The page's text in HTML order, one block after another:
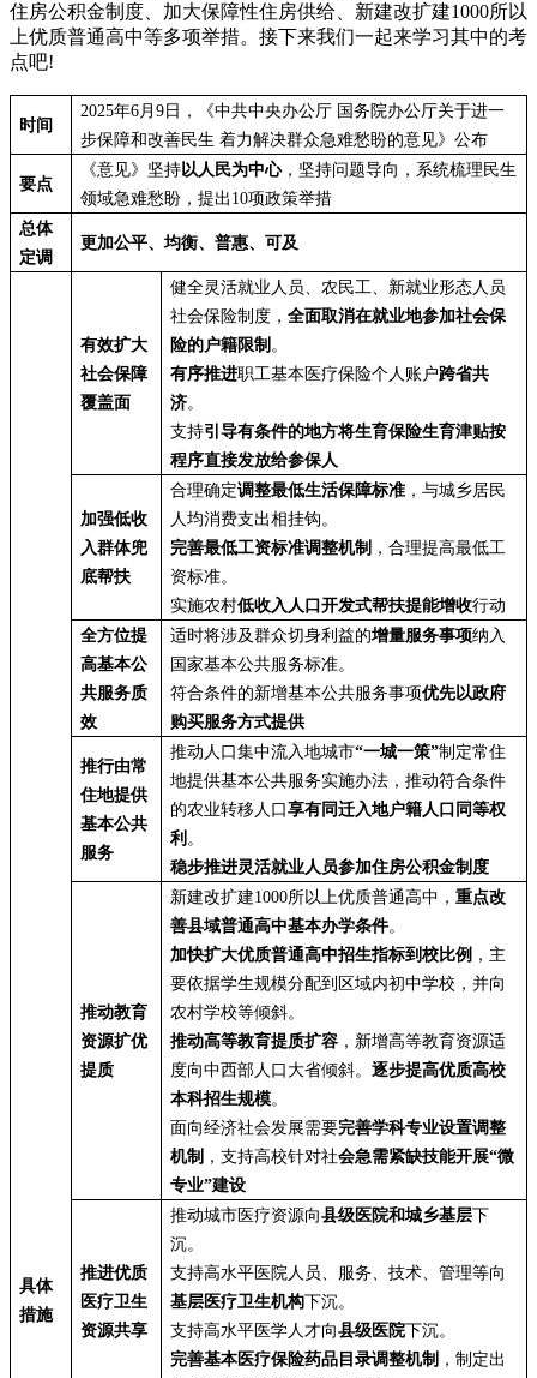
住房公积金制度、加大保障性住房供给、新建改扩建1000所以
上优质普通高中等多项举措。接下来我们一起来学习其中的考
点吧!
时间
2025年6月9日，《中共中央办公厅 国务院办公厅关于进一
步保障和改善民生 着力解决群众急难愁盼的意见》公布
要点
《意见》坚持以人民为中心，坚持问题导向，系统梳理民生
领域急难愁盼，提出10项政策举措
总体
定调
更加公平、均衡、普惠、可及
具体
措施
有效扩大
社会保障
覆盖面
健全灵活就业人员、农民工、新就业形态人员
社会保险制度，全面取消在就业地参加社会保
险的户籍限制 。
有序推进职工基本医疗保险个人账户跨省共
济。
支持引导有条件的地方将生育保险生育津贴按
程序直接发放给参保人
加强低收
入群体兜
底帮扶
合理确定调整最低生活保障标准 ，与城乡居民
人均消费支出相挂钩。
完善最低工资标准调整机制 ，合理提高最低工
资标准。
实施农村低收入人口开发式帮扶提能增收行动
全方位提
高基本公
共服务质
效
适时将涉及群众切身利益的增量服务事项纳入
国家基本公共服务标准。
符合条件的新增基本公共服务事项优先以政府
购买服务方式提供
推行由常
住地提供
基本公共
服务
推动人口集中流入地城市“一城一策”制定常住
地提供基本公共服务实施办法，推动符合条件
的农业转移人口享有同迁入地户籍人口同等权
利 。
稳步推进灵活就业人员参加住房公积金制度
推动教育
资源扩优
提质
新建改扩建1000所以上优质普通高中，重点改
善县域普通高中基本办学条件。
加快扩大优质普通高中招生指标到校比例 ，主
要依据学生规模分配到区域内初中学校，并向
农村学校等倾斜。
推动高等教育提质扩容 ，新增高等教育资源适
度向中西部人口大省倾斜。逐步提高优质高校
本科招生规模。
面向经济社会发展需要完善学科专业设置调整
机制 ，支持高校针对社会急需紧缺技能开展“微
专业”建设
推进优质
医疗卫生
资源共享
推动城市医疗资源向县级医院和城乡基层下
沉。
支持高水平医院人员、服务、技术、管理等向
基层医疗卫生机构下沉。
支持高水平医学人才向县级医院下沉。
完善基本医疗保险药品目录调整机制 ，制定出